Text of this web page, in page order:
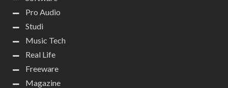
Pro Audio
Studi
Music Tech
Real Life
Freeware
Magazine